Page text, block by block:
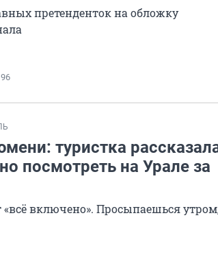
претенденток на обложку
96
туристка
посмотреть на Урале за
включено». Просыпаешься